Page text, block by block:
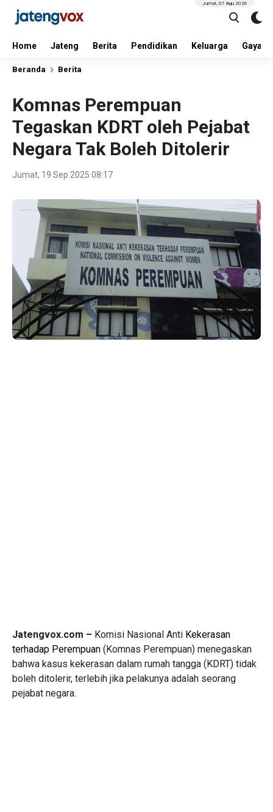
Home Jateng Berita Pendidikan Keluarga Gaya
Jumat, 07 Agu 2026
Beranda Berita
Komnas Perempuan
Tegaskan KDRT oleh Pejabat
Negara Tak Boleh Ditolerir
Jumat, 19 Sep 2025 08:17
Jatengvox.com – Komisi Nasional Anti Kekerasan
terhadap Perempuan (Komnas Perempuan) menegaskan
bahwa kasus kekerasan dalam rumah tangga (KDRT) tidak
boleh ditolerir, terlebih jika pelakunya adalah seorang
pejabat negara.